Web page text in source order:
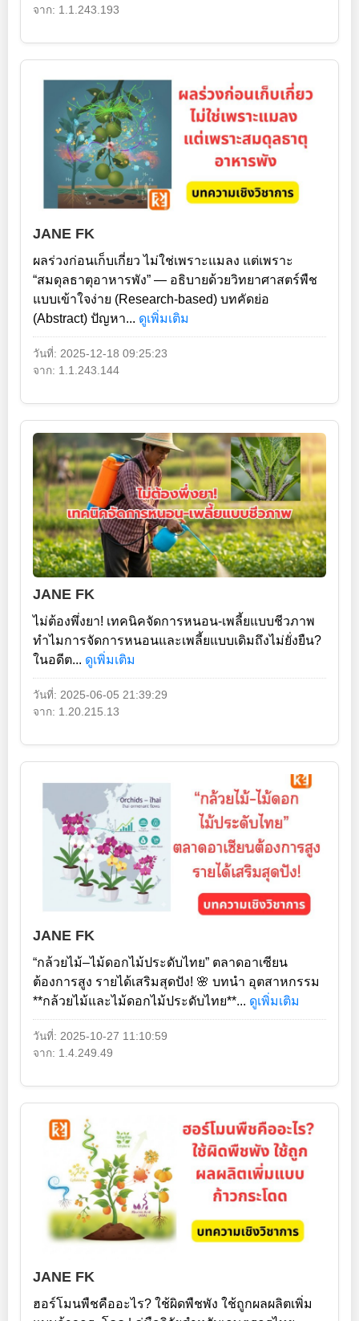
จาก: 1.1.243.193
JANE FK
ผลร่วงก่อนเก็บเกี่ยว ไม่ใช่เพราะแมลง แต่เพราะ
“สมดุลธาตุอาหารพัง” — อธิบายด้วยวิทยาศาสตร์พืช
แบบเข้าใจง่าย (Research-based) บทคัดย่อ
(Abstract) ปัญหา... ดูเพิ่มเติม
วันที่: 2025-12-18 09:25:23
จาก: 1.1.243.144
JANE FK
ไม่ต้องพึ่งยา! เทคนิคจัดการหนอน-เพลี้ยแบบชีวภาพ
ทำไมการจัดการหนอนและเพลี้ยแบบเดิมถึงไม่ยั่งยืน?
ในอดีต... ดูเพิ่มเติม
วันที่: 2025-06-05 21:39:29
จาก: 1.20.215.13
JANE FK
“กล้วยไม้–ไม้ดอกไม้ประดับไทย” ตลาดอาเซียน
ต้องการสูง รายได้เสริมสุดปัง! 🌸 บทนำ อุตสาหกรรม
**กล้วยไม้และไม้ดอกไม้ประดับไทย**... ดูเพิ่มเติม
วันที่: 2025-10-27 11:10:59
จาก: 1.4.249.49
JANE FK
ฮอร์โมนพืชคืออะไร? ใช้ผิดพืชพัง ใช้ถูกผลผลิตเพิ่ม